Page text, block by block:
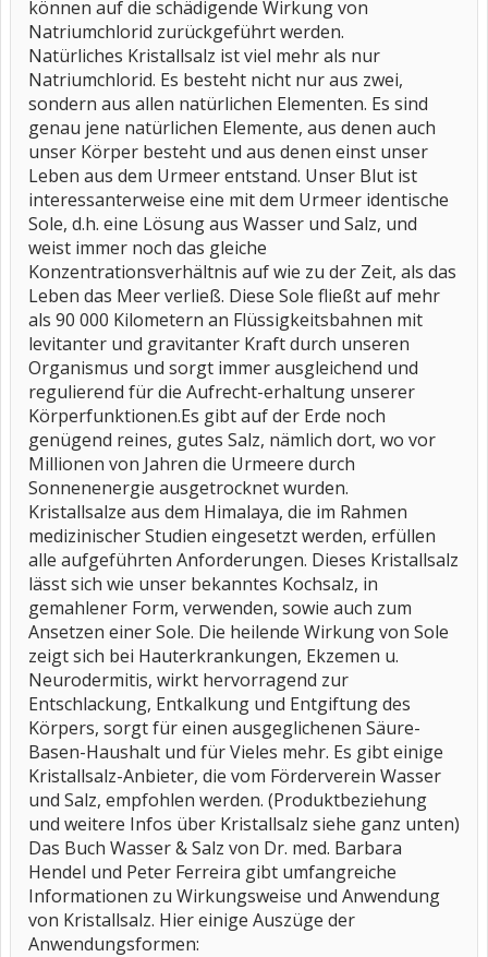
können auf die schädigende Wirkung von
Natriumchlorid zurückgeführt werden.
Natürliches Kristallsalz ist viel mehr als nur
Natriumchlorid. Es besteht nicht nur aus zwei,
sondern aus allen natürlichen Elementen. Es sind
genau jene natürlichen Elemente, aus denen auch
unser Körper besteht und aus denen einst unser
Leben aus dem Urmeer entstand. Unser Blut ist
interessanterweise eine mit dem Urmeer identische
Sole, d.h. eine Lösung aus Wasser und Salz, und
weist immer noch das gleiche
Konzentrationsverhältnis auf wie zu der Zeit, als das
Leben das Meer verließ. Diese Sole fließt auf mehr
als 90 000 Kilometern an Flüssigkeitsbahnen mit
levitanter und gravitanter Kraft durch unseren
Organismus und sorgt immer ausgleichend und
regulierend für die Aufrecht-erhaltung unserer
Körperfunktionen.Es gibt auf der Erde noch
genügend reines, gutes Salz, nämlich dort, wo vor
Millionen von Jahren die Urmeere durch
Sonnenenergie ausgetrocknet wurden.
Kristallsalze aus dem Himalaya, die im Rahmen
medizinischer Studien eingesetzt werden, erfüllen
alle aufgeführten Anforderungen. Dieses Kristallsalz
lässt sich wie unser bekanntes Kochsalz, in
gemahlener Form, verwenden, sowie auch zum
Ansetzen einer Sole. Die heilende Wirkung von Sole
zeigt sich bei Hauterkrankungen, Ekzemen u.
Neurodermitis, wirkt hervorragend zur
Entschlackung, Entkalkung und Entgiftung des
Körpers, sorgt für einen ausgeglichenen Säure-
Basen-Haushalt und für Vieles mehr. Es gibt einige
Kristallsalz-Anbieter, die vom Förderverein Wasser
und Salz, empfohlen werden. (Produktbeziehung
und weitere Infos über Kristallsalz siehe ganz unten)
Das Buch Wasser & Salz von Dr. med. Barbara
Hendel und Peter Ferreira gibt umfangreiche
Informationen zu Wirkungsweise und Anwendung
von Kristallsalz. Hier einige Auszüge der
Anwendungsformen: